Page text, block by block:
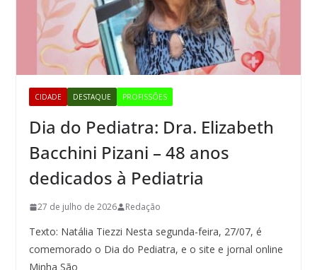
CIDADE DESTAQUE PROFISSÕES
Dia do Pediatra: Dra. Elizabeth
Bacchini Pizani – 48 anos
dedicados à Pediatria
27 de julho de 2026 Redação
Texto: Natália Tiezzi Nesta segunda-feira, 27/07, é
comemorado o Dia do Pediatra, e o site e jornal online
Minha São